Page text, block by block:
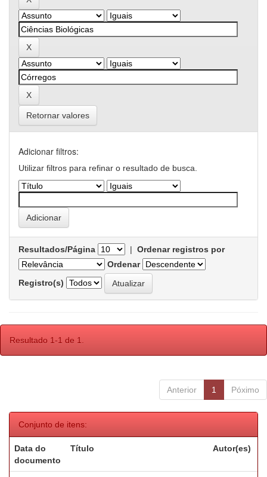
Retornar valores
Adicionar filtros:
Utilizar filtros para refinar o resultado de busca.
Resultados/Página | Ordenar registros por
Ordenar
Registro(s)
Resultado 1-1 de 1.
Anterior 1 Póximo
Conjunto de itens:
Data do
documento
Título Autor(es)